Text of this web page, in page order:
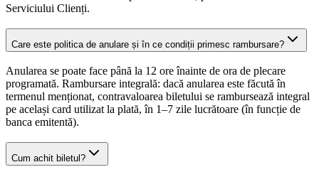
Serviciului Clienți.
Care este politica de anulare și în ce condiții primesc rambursare?
Anularea se poate face până la 12 ore înainte de ora de plecare
programată. Rambursare integrală: dacă anularea este făcută în
termenul menționat, contravaloarea biletului se rambursează integral
pe același card utilizat la plată, în 1–7 zile lucrătoare (în funcție de
banca emitentă).
Cum achit biletul?